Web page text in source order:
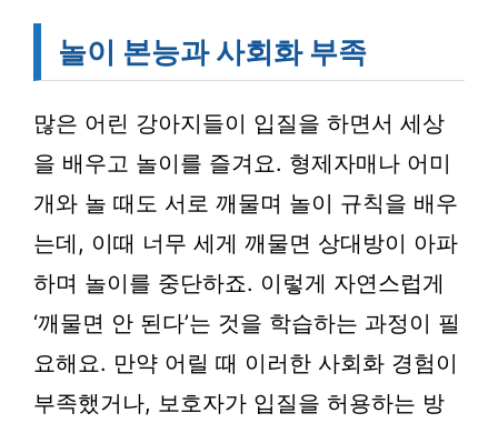
놀이 본능과 사회화 부족
많은 어린 강아지들이 입질을 하면서 세상
을 배우고 놀이를 즐겨요. 형제자매나 어미
개와 놀 때도 서로 깨물며 놀이 규칙을 배우
는데, 이때 너무 세게 깨물면 상대방이 아파
하며 놀이를 중단하죠. 이렇게 자연스럽게
‘깨물면 안 된다’는 것을 학습하는 과정이 필
요해요. 만약 어릴 때 이러한 사회화 경험이
부족했거나, 보호자가 입질을 허용하는 방